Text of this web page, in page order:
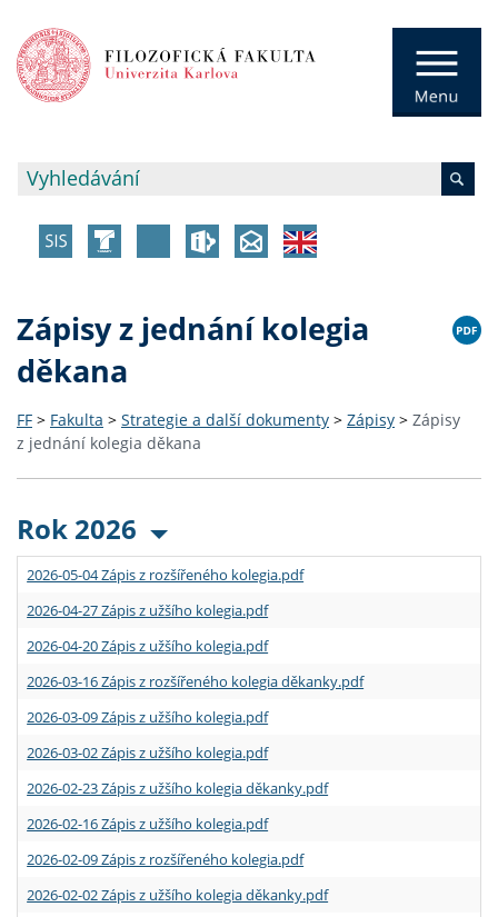
Zápisy z jednání kolegia
děkana
FF > Fakulta > Strategie a další dokumenty > Zápisy > Zápisy
z jednání kolegia děkana
Rok 2026
2026-05-04 Zápis z rozšířeného kolegia.pdf
2026-04-27 Zápis z užšího kolegia.pdf
2026-04-20 Zápis z užšího kolegia.pdf
2026-03-16 Zápis z rozšířeného kolegia děkanky.pdf
2026-03-09 Zápis z užšího kolegia.pdf
2026-03-02 Zápis z užšího kolegia.pdf
2026-02-23 Zápis z užšího kolegia děkanky.pdf
2026-02-16 Zápis z užšího kolegia.pdf
2026-02-09 Zápis z rozšířeného kolegia.pdf
2026-02-02 Zápis z užšího kolegia děkanky.pdf